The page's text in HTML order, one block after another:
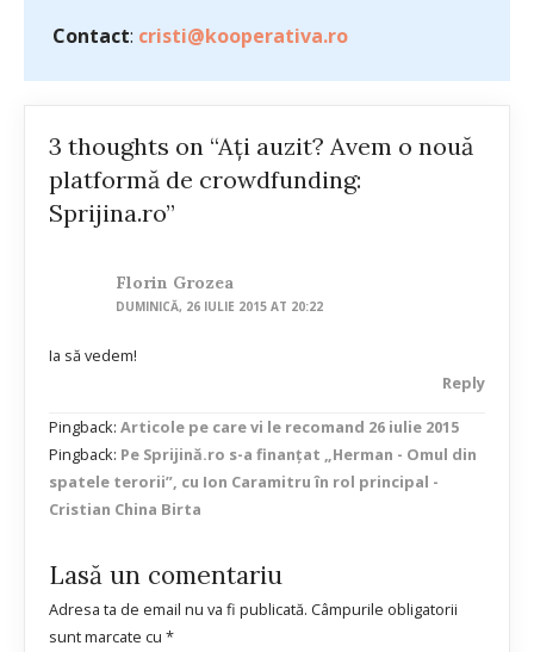
Contact: cristi@kooperativa.ro
3 thoughts on “Ați auzit? Avem o nouă
platformă de crowdfunding:
Sprijina.ro”
Florin Grozea
DUMINICĂ, 26 IULIE 2015 AT 20:22
Ia să vedem!
Reply
Pingback: Articole pe care vi le recomand 26 iulie 2015
Pingback: Pe Sprijină.ro s-a finanțat „Herman - Omul din
spatele terorii”, cu Ion Caramitru în rol principal -
Cristian China Birta
Lasă un comentariu
Adresa ta de email nu va fi publicată. Câmpurile obligatorii
sunt marcate cu *